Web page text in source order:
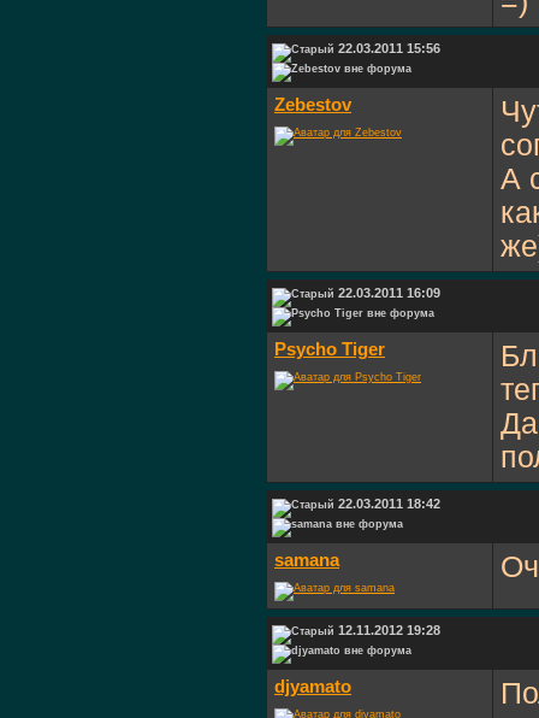
22.03.2011 15:56
Zebestov
А
22.03.2011 16:09
Psycho Tiger
22.03.2011 18:42
samana
12.11.2012 19:28
djyamato